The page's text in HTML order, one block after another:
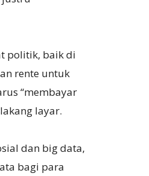
politik, baik di
rente untuk
“membayar
layar.
dan big data,
bagi para